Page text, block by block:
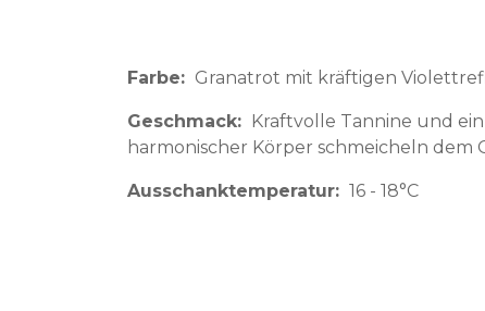
Farbe Granatrot mit kräftigen
Geschmack
Kraftvolle Tannine und
harmonischer Körper schmeicheln dem
Ausschanktemperatur 16 - 18°C